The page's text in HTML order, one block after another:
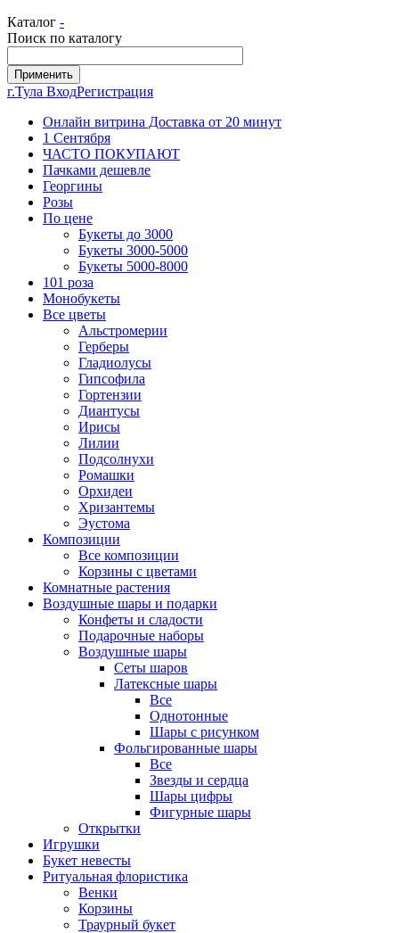
Каталог -
Поиск по каталогу
г.Тула ВходРегистрация
Онлайн витрина Доставка от 20 минут
1 Сентября
ЧАСТО ПОКУПАЮТ
Пачками дешевле
Георгины
Розы
По цене
Букеты до 3000
Букеты 3000-5000
Букеты 5000-8000
101 роза
Монобукеты
Все цветы
Альстромерии
Герберы
Гладиолусы
Гипсофила
Гортензии
Диантусы
Ирисы
Лилии
Подсолнухи
Ромашки
Орхидеи
Хризантемы
Эустома
Композиции
Все композиции
Корзины с цветами
Комнатные растения
Воздушные шары и подарки
Конфеты и сладости
Подарочные наборы
Воздушные шары
Сеты шаров
Латексные шары
Все
Однотонные
Шары с рисунком
Фольгированные шары
Все
Звезды и сердца
Шары цифры
Фигурные шары
Открытки
Игрушки
Букет невесты
Ритуальная флористика
Венки
Корзины
Траурный букет